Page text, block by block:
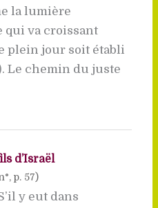
la lumière
qui va croissant
plein jour soit établi
Le chemin du juste
d’Israël
p. 57)
y eut dans